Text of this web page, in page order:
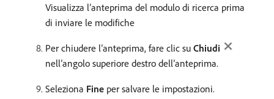
Visualizza l’anteprima del modulo di ricerca prima
di inviare le modifiche
Per chiudere l’anteprima, fare clic su Chiudi
nell’angolo superiore destro dell’anteprima.
Seleziona Fine per salvare le impostazioni.